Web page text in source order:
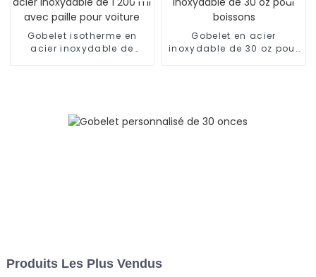
Gobelet isotherme en
acier inoxydable de
Gobelet en acier
inoxydable de 30 oz pour
Produits Les Plus Vendus